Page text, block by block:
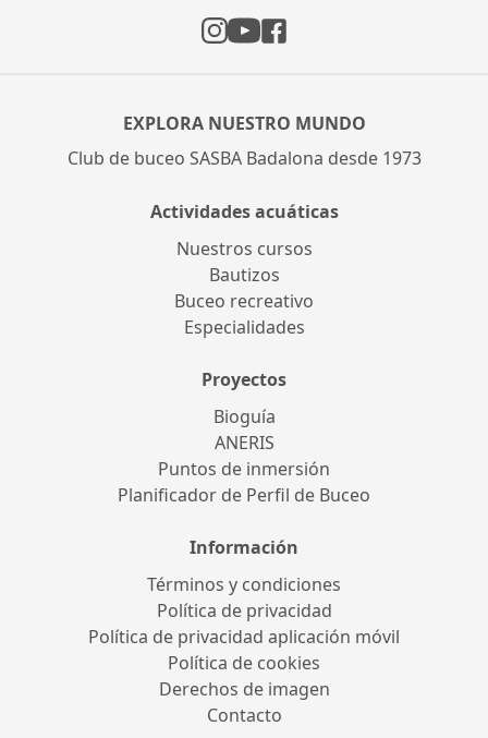
EXPLORA NUESTRO MUNDO
Club de buceo SASBA Badalona desde 1973
Actividades acuáticas
Nuestros cursos
Bautizos
Buceo recreativo
Especialidades
Proyectos
Bioguía
ANERIS
Puntos de inmersión
Planificador de Perfil de Buceo
Información
Términos y condiciones
Política de privacidad
Política de privacidad aplicación móvil
Política de cookies
Derechos de imagen
Contacto